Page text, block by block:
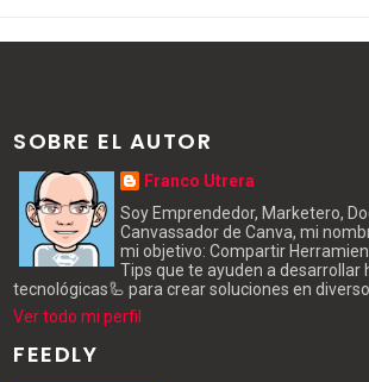
SOBRE EL AUTOR
Franco Utrera
Soy Emprendedor, Marketero,
Canvassador de Canva, mi
mi objetivo: Compartir
Tips que te ayuden a desarrollar
tecnológicas🦾 para crear soluciones en
Ver todo mi perfil
FEEDLY